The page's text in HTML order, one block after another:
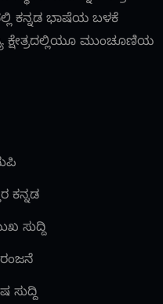
ಕನ್ನಡ ಭಾಷೆಯ ಬಳಕೆ
ಕ್ಷೇತ್ರದಲ್ಲಿಯೂ ಮುಂಚೂಣಿಯ
ಕನ್ನಡ
ಸುದ್ದಿ
ಸುದ್ದಿ